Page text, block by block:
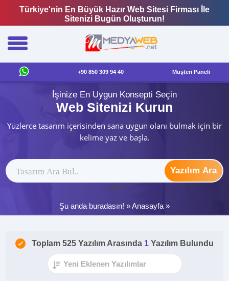
Türkiye'nin En Büyük Hazır Web Sitesi Firması İle
Sitenizi Bugün Oluşturun!
+90 850 309 94 40 Müşteri Paneli
İşinize En Uygun Konsepti Seçin
Web Sitenizi Kurun
Yüzlerce tasarım içerisinden sana uygun olanı bulmak için bir
kelime yaz ve başla.
Yazılım Ara
ytag
Şu anda buradasın! »Anasayfa »
Toplam 525 Yazılım Arasında 1 Yazılım Bulundu